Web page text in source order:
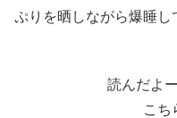
ぷりを晒しながら爆睡し
読んだよ
こち